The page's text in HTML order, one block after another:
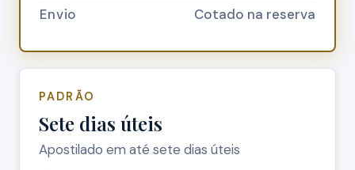
Envio Cotado na reserva
PADRÃO
Sete dias úteis
Apostilado em até sete dias úteis